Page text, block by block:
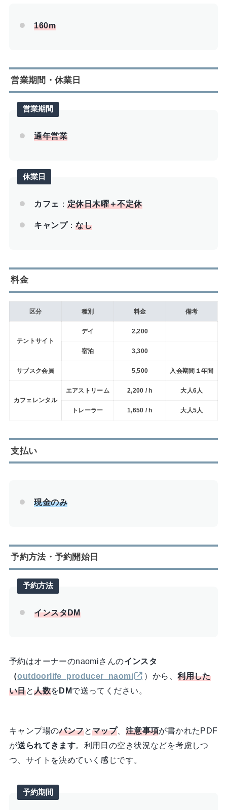
160m
営業期間・休業日
営業期間
通年営業
休業日
カフェ ： 定休日木曜＋不定休
キャンプ：なし
料金
区分 種別 料金 備考
テントサイト
デイ 2,200
宿泊 3,300
サブスク会員 5,500 入会期間１年間
カフェレンタル
エアストリーム 2,200 / h 大人6人
トレーラー 1,650 / h 大人5人
支払い
現金のみ
予約方法・予約開始日
予約方法
インスタDM
予約はオーナーのnaomiさんのインスタ
（outdoorlife_producer_naomi ）から、利用した
い日と人数をDMで送ってください。
キャンプ場のパンフとマップ、 注意事項が書かれたPDF
が送られてきます。利用日の空き状況などを考慮しつ
つ、サイトを決めていく感じです。
予約期間